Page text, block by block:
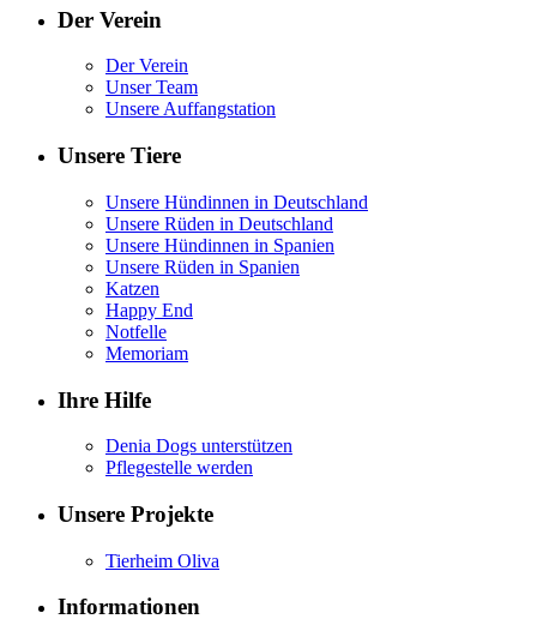
Der Verein
Der Verein
Unser Team
Unsere Auffangstation
Unsere Tiere
Unsere Hündinnen in Deutschland
Unsere Rüden in Deutschland
Unsere Hündinnen in Spanien
Unsere Rüden in Spanien
Katzen
Happy End
Notfelle
Memoriam
Ihre Hilfe
Denia Dogs unterstützen
Pflegestelle werden
Unsere Projekte
Tierheim Oliva
Informationen